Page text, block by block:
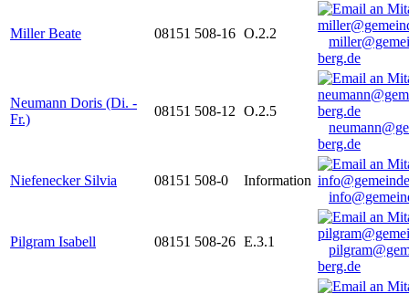
Miller Beate 08151 508-16 O.2.2
berg.de
Neumann Doris (Di. -
Fr.)
08151 508-12 O.2.5
berg.de
Niefenecker Silvia 08151 508-0
Information
Pilgram Isabell 08151 508-26 E.3.1
berg.de